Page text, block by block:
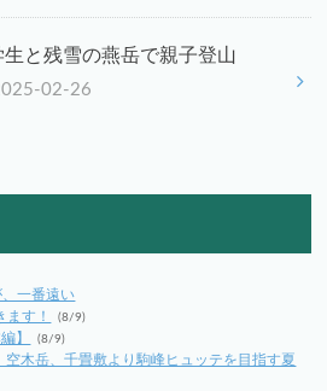
生と残雪の燕岳で親子登山
02-26
一番遠い
ます！
(8/9)
】 (8/9)
空木岳、千畳敷より駒峰ヒュッテを目指す夏